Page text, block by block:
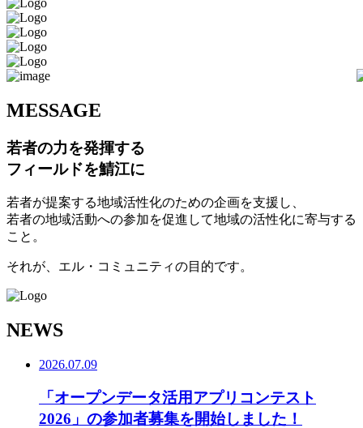
MESSAGE
若者の力を発揮する
フィールドを鯖江に
若者が提案する地域活性化のための企画を支援し、
若者の地域活動への参加を促進して地域の活性化に寄与する
こと。
それが、エル・コミュニティの目的です。
NEWS
2026.07.09
「オープンデータ活用アプリコンテスト
2026」の参加者募集を開始しました！